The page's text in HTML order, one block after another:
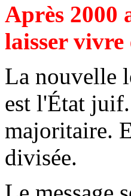
Après 2000
laisser vivre
La nouvelle
est l'État
majoritaire.
divisée.